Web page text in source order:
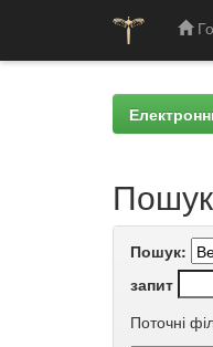
Пошук
Пошук:
запит
Поточні